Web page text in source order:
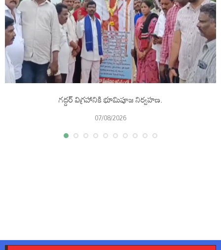
గద్దర్ విగ్రహానికి భూమిపూజ నిర్వహణ.
07/08/2026